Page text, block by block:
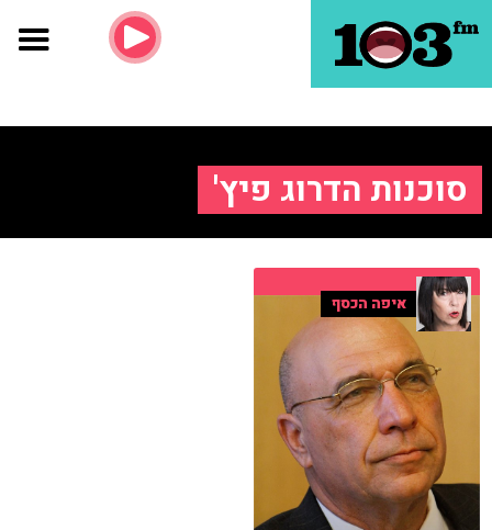
סוכנות הדרוג פיץ'
איפה הכסף